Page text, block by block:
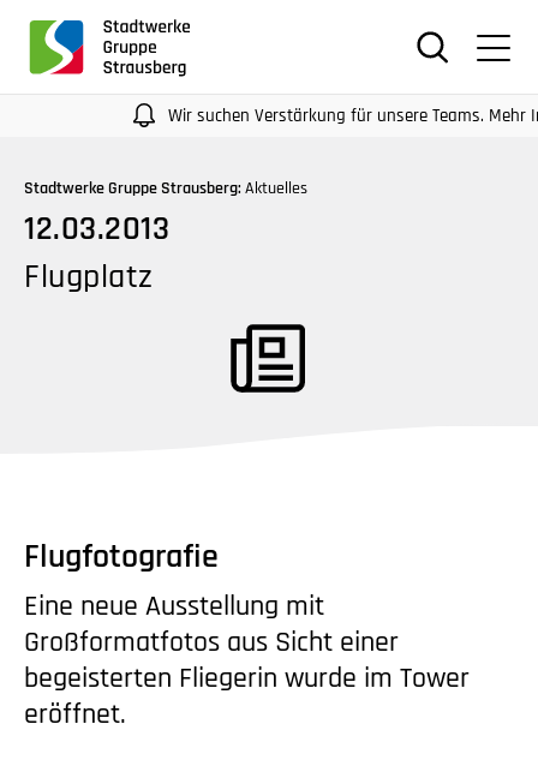
Screenreader
oder
Tabulatorentaste:
Überspringen
der
Hauptnavigation
Wir suchen Verstärkung für unsere Teams. Mehr
Stadtwerke Gruppe Strausberg: Aktuelles
12.03.2013
Flugplatz
Flugfotografie
Eine neue Ausstellung mit
Großformatfotos aus Sicht einer
begeisterten Fliegerin wurde im Tower
eröffnet.